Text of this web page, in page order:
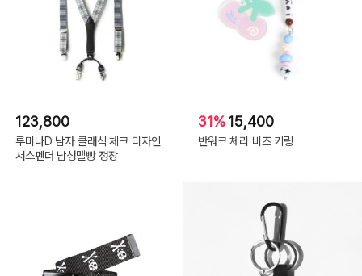
123,800
루미나D 남자 클래식 체크 디자인
서스펜더 남성멜빵 정장
31%15,400
반워크 체리 비즈 키링